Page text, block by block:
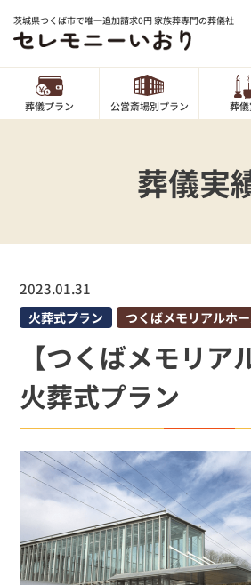
茨城県つくば市で唯一追加請求0円 家族葬専門の葬儀社
葬儀プラン 公営斎場別プラン 葬
葬儀実
2023.01.31
火葬式プラン つくばメモリアルホ
【つくばメモリア
火葬式プラン